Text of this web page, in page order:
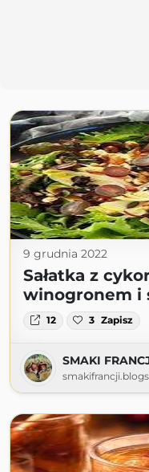
9 grudnia 2022
Sałatka z
winogronem i
12 3 Zapisz
SMAKI